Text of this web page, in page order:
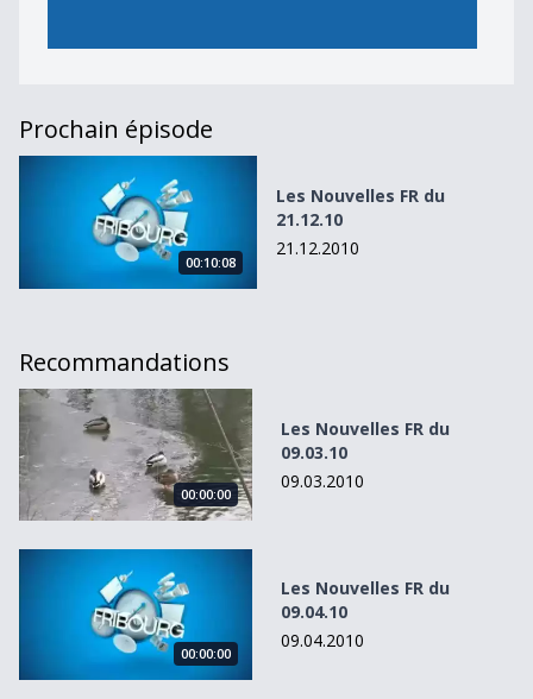
Prochain épisode
00:10:08
Les Nouvelles FR du
21.12.10
21.12.2010
Recommandations
Les Nouvelles FR du 09.03.10
00:00:00
Les Nouvelles FR du
09.03.10
09.03.2010
Les Nouvelles FR du 09.04.10
00:00:00
Les Nouvelles FR du
09.04.10
09.04.2010